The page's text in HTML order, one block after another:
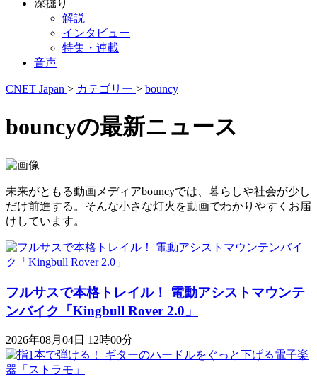
深掘り
解説
インタビュー
特集・連載
音声
CNET Japan > カテゴリー > bouncy
bouncyの最新ニュース
未来がともる動画メディアbouncyでは、暮らしや社会が少し
だけ前進する。そんな小さな灯火を動画でわかりやすくお届
けしています。
フルサスで本格トレイル！ 電動アシストマウンテ
ンバイク「Kingbull Rover 2.0」
2026年08月04日 12時00分